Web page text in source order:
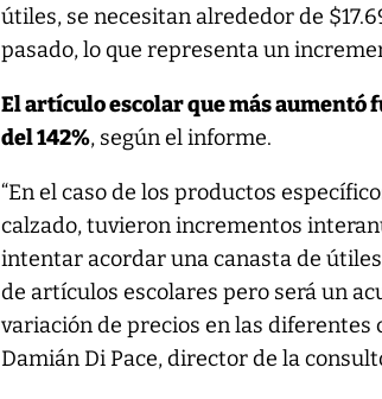
útiles, se necesitan alrededor de
pasado, lo que representa un
El artículo escolar que más aumentó
del 142%, según el informe.
“En el caso de los productos
calzado, tuvieron incrementos
intentar acordar una canasta de
de artículos escolares pero será un
variación de precios en las diferentes
Damián Di Pace, director de la